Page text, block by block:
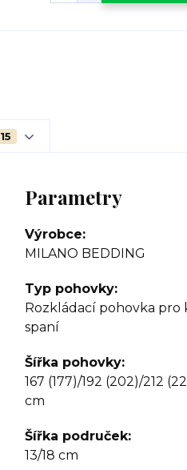
15
Parametry
Výrobce
MILANO BEDDING
Typ pohovky
Rozkládací pohovka pro
spaní
Šířka pohovky
167 (177)/192 (202)/212
cm
Šířka područek
13/18 cm